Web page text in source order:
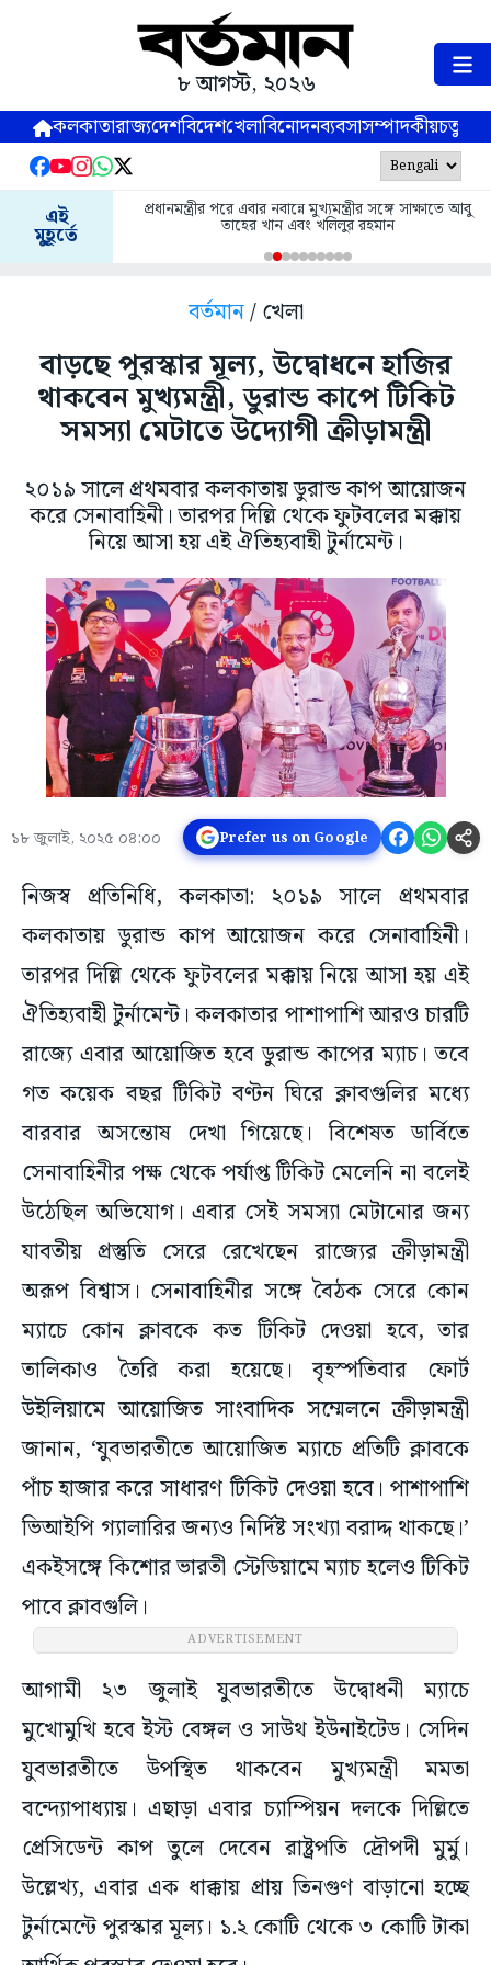
৮ আগস্ট, ২০২৬
কলকাতারাজ্যদেশবিদেশখেলাবিনোদনব্যবসাসম্পাদকীয়
এই
মুহূর্তে
প্রধানমন্ত্রীর পরে এবার নবান্নে মুখ্যমন্ত্রীর সঙ্গে সাক্ষাতে আবু
তাহের খান এবং খলিলুর রহমান
বর্তমান/ খেলা
বাড়ছে পুরস্কার মূল্য, উদ্বোধনে হাজির
থাকবেন মুখ্যমন্ত্রী, ডুরান্ড কাপে টিকিট
সমস্যা মেটাতে উদ্যোগী ক্রীড়ামন্ত্রী
২০১৯ সালে প্রথমবার কলকাতায় ডুরান্ড কাপ আয়োজন
করে সেনাবাহিনী। তারপর দিল্লি থেকে ফুটবলের মক্কায়
নিয়ে আসা হয় এই ঐতিহ্যবাহী টুর্নামেন্ট।
১৮ জুলাই, ২০২৫ ০৪:০০ Prefer us on Google
নিজস্ব প্রতিনিধি, কলকাতা: ২০১৯ সালে প্রথমবার
কলকাতায় ডুরান্ড কাপ আয়োজন করে সেনাবাহিনী।
তারপর দিল্লি থেকে ফুটবলের মক্কায় নিয়ে আসা হয় এই
ঐতিহ্যবাহী টুর্নামেন্ট। কলকাতার পাশাপাশি আরও চারটি
রাজ্যে এবার আয়োজিত হবে ডুরান্ড কাপের ম্যাচ। তবে
গত কয়েক বছর টিকিট বণ্টন ঘিরে ক্লাবগুলির মধ্যে
বারবার অসন্তোষ দেখা গিয়েছে। বিশেষত ডার্বিতে
সেনাবাহিনীর পক্ষ থেকে পর্যাপ্ত টিকিট মেলেনি না বলেই
উঠেছিল অভিযোগ। এবার সেই সমস্যা মেটানোর জন্য
যাবতীয় প্রস্তুতি সেরে রেখেছেন রাজ্যের ক্রীড়ামন্ত্রী
অরূপ বিশ্বাস। সেনাবাহিনীর সঙ্গে বৈঠক সেরে কোন
ম্যাচে কোন ক্লাবকে কত টিকিট দেওয়া হবে, তার
তালিকাও তৈরি করা হয়েছে। বৃহস্পতিবার ফোর্ট
উইলিয়ামে আয়োজিত সাংবাদিক সম্মেলনে ক্রীড়ামন্ত্রী
জানান, ‘যুবভারতীতে আয়োজিত ম্যাচে প্রতিটি ক্লাবকে
পাঁচ হাজার করে সাধারণ টিকিট দেওয়া হবে। পাশাপাশি
ভিআইপি গ্যালারির জন্যও নির্দিষ্ট সংখ্যা বরাদ্দ থাকছে।’
একইসঙ্গে কিশোর ভারতী স্টেডিয়ামে ম্যাচ হলেও টিকিট
পাবে ক্লাবগুলি।
ADVERTISEMENT
আগামী ২৩ জুলাই যুবভারতীতে উদ্বোধনী ম্যাচে
মুখোমুখি হবে ইস্ট বেঙ্গল ও সাউথ ইউনাইটেড। সেদিন
যুবভারতীতে উপস্থিত থাকবেন মুখ্যমন্ত্রী মমতা
বন্দ্যোপাধ্যায়। এছাড়া এবার চ্যাম্পিয়ন দলকে দিল্লিতে
প্রেসিডেন্ট কাপ তুলে দেবেন রাষ্ট্রপতি দ্রৌপদী মুর্মু।
উল্লেখ্য, এবার এক ধাক্কায় প্রায় তিনগুণ বাড়ানো হচ্ছে
টুর্নামেন্টে পুরস্কার মূল্য। ১.২ কোটি থেকে ৩ কোটি টাকা